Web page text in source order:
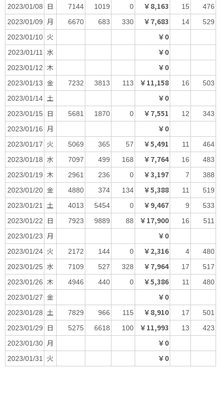
2023/01/08 日 7144 1019 0 ￥8,163 15 476
2023/01/09 月 6670 683 330 ￥7,683 14 529
2023/01/10 火 ￥0
2023/01/11 水 ￥0
2023/01/12 木 ￥0
2023/01/13 金 7232 3813 113 ￥11,158 16 503
2023/01/14 土 ￥0
2023/01/15 日 5681 1870 0 ￥7,551 12 343
2023/01/16 月 ￥0
2023/01/17 火 5069 365 57 ￥5,491 11 464
2023/01/18 水 7097 499 168 ￥7,764 16 483
2023/01/19 木 2961 236 0 ￥3,197 7 388
2023/01/20 金 4880 374 134 ￥5,388 11 519
2023/01/21 土 4013 5454 0 ￥9,467 9 533
2023/01/22 日 7923 9889 88 ￥17,900 16 511
2023/01/23 月 ￥0
2023/01/24 火 2172 144 0 ￥2,316 4 480
2023/01/25 水 7109 527 328 ￥7,964 17 517
2023/01/26 木 4946 440 0 ￥5,386 11 480
2023/01/27 金 ￥0
2023/01/28 土 7829 966 115 ￥8,910 17 501
2023/01/29 日 5275 6618 100 ￥11,993 13 423
2023/01/30 月 ￥0
2023/01/31 火 ￥0